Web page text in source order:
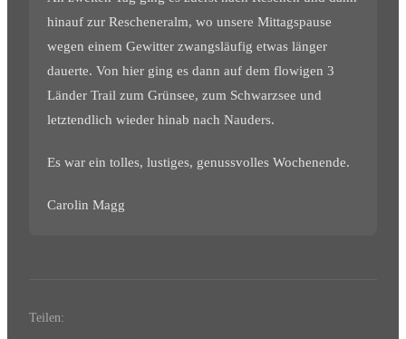
hinauf zur Rescheneralm, wo unsere Mittagspause
wegen einem Gewitter zwangsläufig etwas länger
dauerte. Von hier ging es dann auf dem flowigen 3
Länder Trail zum Grünsee, zum Schwarzsee und
letztendlich wieder hinab nach Nauders.
Es war ein tolles, lustiges, genussvolles Wochenende.
Carolin Magg
Teilen: